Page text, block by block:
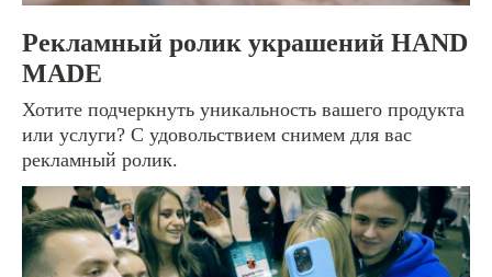
Рекламный ролик украшений HAND
MADE
Хотите подчеркнуть уникальность вашего продукта
или услуги? С удовольствием снимем для вас
рекламный ролик.
© Истории для тебя
storysoficial74@gmail.com